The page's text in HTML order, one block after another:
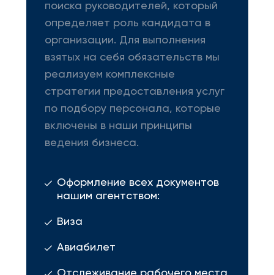
поиска руководителей, который
определяет роль кандидата в
организации. Для выполнения
взятых на себя обязательств мы
реализуем комплексные
стратегии предоставления услуг
по подбору персонала, которые
включены в наши принципы
ведения бизнеса.
Оформление всех документов
нашим агентством:
Виза
Авиабилет